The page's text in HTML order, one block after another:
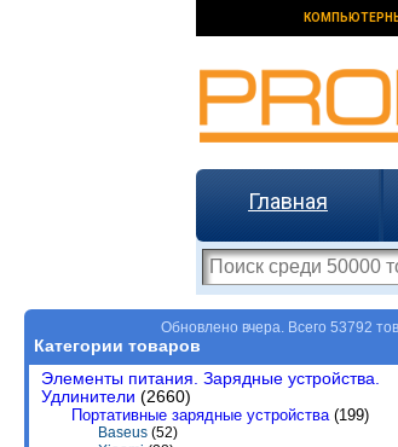
Главная
Обновлено вчера. Всего 53792
Категории товаров
Элементы питания. Зарядные устройства.
Удлинители (2660)
Портативные зарядные устройства(199)
Baseus (52)